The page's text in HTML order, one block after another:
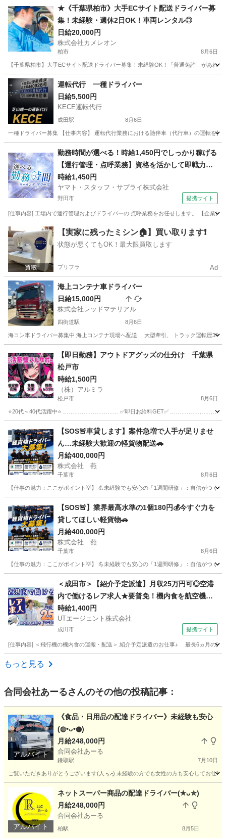
ドライバー 置き配
★《千葉県柏市》大手ECサイト配送ドライバー募
集！未経験・週休2日OK！車両レンタル◎
日給20,000円
株式会社カメレオン
柏市 8月6日
【千葉県柏市】大手ECサイト配送ドライバー募集！未経験OK！「普通免許」があ
千葉 柏市 ドライバー 積み込み
運転代行 一種ドライバー
日給5,500円
KECE運転代行
成田駅 8月6日
一種ドライバー募集 【仕事内容】 運転代行業務における随伴車（代行車）の運転を
成田駅 ドライバー 歩合
勤務時間が選べる！時給1,450円でしっかり稼げる
【運行管理・点呼業務】資格を活かして即戦力に
なれる
時給1,450円
ヤマト・スタッフ・サプライ株式会社
野田市 提携サイト
[仕事内容] 工場内で運行管理およびドライバーの 点呼業務をお任せします。 【企業
野田市 ドライバー
【実家に残ったミシン🏠】買い取ります❗️
状態が悪くてもOK！最大限買取します
プリフラ Ad
海上コンテナ車ドライバー
日給15,000円
株式会社レッドマテリアル
四街道駅 8月6日
海コン車ドライバー募集中 海上コンテナ現場へ配送 大型牽引、 トラック運転歴3年
四街道駅 ドライバー ユニック
【即日勤務】アウトドアグッズの仕分け 千葉県
松戸市
時給1,500円
（株）アルミラ
松戸市 8月6日
⭐20代～40代活躍中⭐ ………………………… ✅即日お給料GET✅ ………………………… 日払い
給料
【SOS🚨車貸します】案件急増で人手が足りませ
ん…未経験大歓迎の軽貨物配送🚗
月給400,000円
株式会社 燕
千葉市 8月6日
【仕事の魅力：ここがポイント💡】 💪未経験でも安心の「1週間研修」：自信がつく
スタッフ
【SOS🚨】業界最高水準の1個180円💰️今すぐ力を
貸してほしい軽貨物🚗
月給400,000円
株式会社 燕
千葉市 8月6日
【仕事の魅力：ここがポイント💡】 💪未経験でも安心の「1週間研修」：自信がつく
配送 スタッフ
＜成田市＞【紹介予定派遣】月収25万円可◎空港
内で働けるレア求人★要普免！機内食を航空機へ
搬入するお仕事！【履歴書不要☆オンライン面接
OK】【入社キャンペーン実施中！】
時給1,400円
UTエージェント株式会社
成田市 提携サイト
[仕事内容] ＜飛行機の機内食の運搬・配送＞ 紹介予定派遣のお仕事♪ 最長6ヵ月の
千葉 成田市
もっと見る
合同会社あーるさんのその他の投稿記事：
アルバイト
《食品・日用品の配達ドライバー》未経験も安心
(⁠◍⁠•⁠ᴗ⁠•⁠◍⁠)
月給248,000円
合同会社あーる
鎌取駅 7月10日
ご覧いただきありがとうございます(⁠人⁠ ⁠•͈⁠ᴗ⁠•͈⁠) 未経験の方でも女性の方も安心してお仕
千葉 千葉市 鎌取駅 ドライバー 業務委託契約
アルバイト
ネットスーパー商品の配達ドライバー(⁠✯⁠ᴗ⁠✯⁠)
月給248,000円
合同会社あーる
柏駅 8月5日